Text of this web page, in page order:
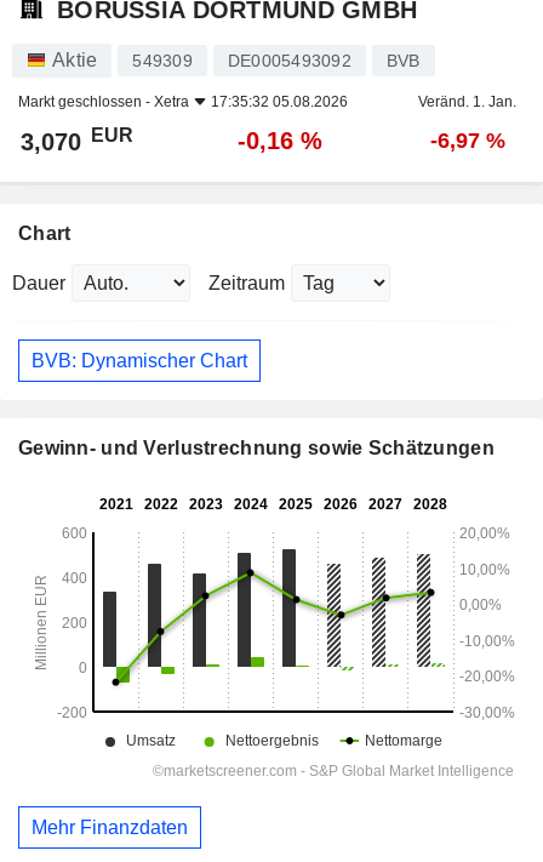
BORUSSIA DORTMUND GMBH
Aktie 549309 DE0005493092 BVB
Markt geschlossen - Xetra 17:35:32 05.08.2026 Veränd. 1. Jan.
3,070 EUR -0,16 % -6,97 %
Chart
Dauer Zeitraum
BVB: Dynamischer Chart
Gewinn- und Verlustrechnung sowie Schätzungen
Mehr Finanzdaten